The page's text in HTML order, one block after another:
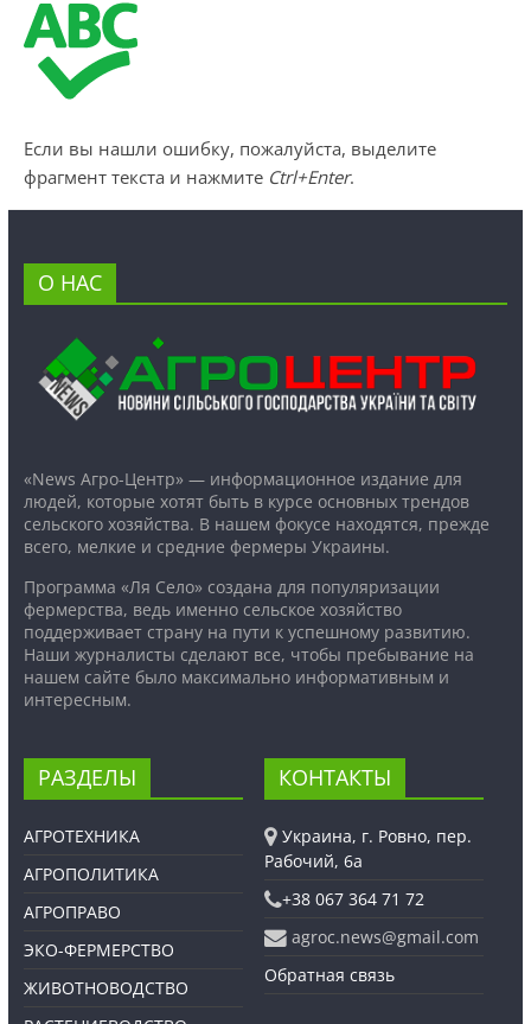
Если вы нашли ошибку, пожалуйста, выделите
фрагмент текста и нажмите Ctrl+Enter.
О НАС
«News Агро-Центр» — информационное издание для
людей, которые хотят быть в курсе основных трендов
сельского хозяйства. В нашем фокусе находятся, прежде
всего, мелкие и средние фермеры Украины.
Программа «Ля Село» создана для популяризации
фермерства, ведь именно сельское хозяйство
поддерживает страну на пути к успешному развитию.
Наши журналисты сделают все, чтобы пребывание на
нашем сайте было максимально информативным и
интересным.
РАЗДЕЛЫ
АГРОТЕХНИКА
АГРОПОЛИТИКА
АГРОПРАВО
ЭКО-ФЕРМЕРСТВО
ЖИВОТНОВОДСТВО
КОНТАКТЫ
Украина, г. Ровно, пер.
Рабочий, 6а
+38 067 364 71 72
agroc.news@gmail.com
Обратная связь